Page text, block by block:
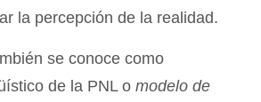
la percepción de la realidad.
se conoce como
de la PNL o modelo de